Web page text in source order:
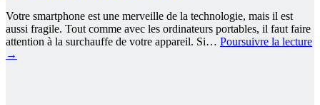
Votre smartphone est une merveille de la technologie, mais il est
aussi fragile. Tout comme avec les ordinateurs portables, il faut faire
attention à la surchauffe de votre appareil. Si… Poursuivre la lecture
→